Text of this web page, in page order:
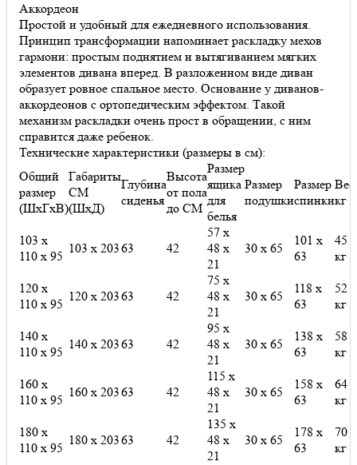
Аккордеон
Простой и удобный для ежедневного использования.
Принцип трансформации напоминает раскладку мехов
гармони: простым поднятием и вытягиванием мягких
элементов дивана вперед. В разложенном виде диван
образует ровное спальное место. Основание у диванов-
аккордеонов с ортопедическим эффектом. Такой
механизм раскладки очень прост в обращении, с ним
справится даже ребенок.
Технические характеристики (размеры в см):
Общий
размер
(ШхГхВ)
Габариты
СМ
(ШхД)
Глубина
сиденья
Высота
от пола
до СМ
Размер
ящика
для
белья
Размер
подушки
Размер
спинки
Вес,
кг
103 х
110 х 95
103 х 20363 42
57 х
48 х
21
30 х 65
101 х
63
45
кг
120 х
110 х 95
120 х 20363 42
75 х
48 х
21
30 х 65
118 х
63
52
кг
140 х
110 х 95
140 х 20363 42
95 х
48 х
21
30 х 65
138 х
63
58
кг
160 х
110 х 95
160 х 20363 42
115 х
48 х
21
30 х 65
158 х
63
64
кг
180 х
110 х 95
180 х 20363 42
135 х
48 х
21
30 х 65
178 х
63
70
кг